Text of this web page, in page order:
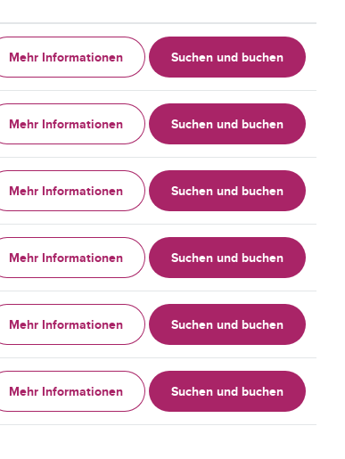
Mehr Informationen Suchen und buchen
Mehr Informationen Suchen und buchen
Mehr Informationen Suchen und buchen
Mehr Informationen Suchen und buchen
Mehr Informationen Suchen und buchen
Mehr Informationen Suchen und buchen